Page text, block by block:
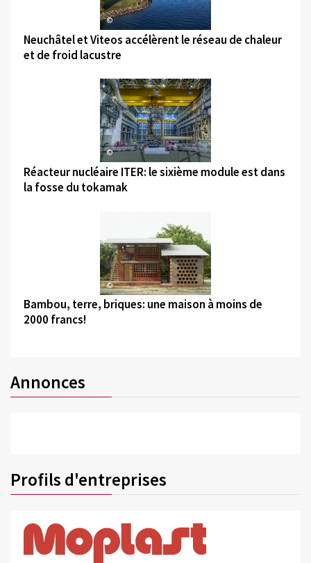
©
Neuchâtel et Viteos accélèrent le réseau de chaleur
et de froid lacustre
©
Réacteur nucléaire ITER: le sixième module est dans
la fosse du tokamak
©
Bambou, terre, briques: une maison à moins de
2000 francs!
Annonces
Profils d'entreprises